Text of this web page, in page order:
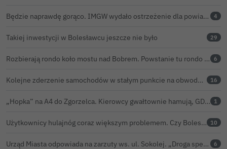
Będzie naprawdę gorąco. IMGW wydało ostrzeżenie dla powiatu bolesławieckiego 4
Takiej inwestycji w Bolesławcu jeszcze nie było 29
Rozbierają rondo koło mostu nad Bobrem. Powstanie tu rondo turbinowe 6
Kolejne zderzenie samochodów w stałym punkcie na obwodnicy Bolesławca 16
„Hopka” na A4 do Zgorzelca. Kierowcy gwałtownie hamują, GDDKiA wyjaśnia, skąd problem 1
Użytkownicy hulajnóg coraz większym problemem. Czy Bolesławiec powinien pójść śladem Gniezna? 10
Urząd Miasta odpowiada na zarzuty ws. ul. Sokolej. „Droga spełnia wszystkie normy” 6